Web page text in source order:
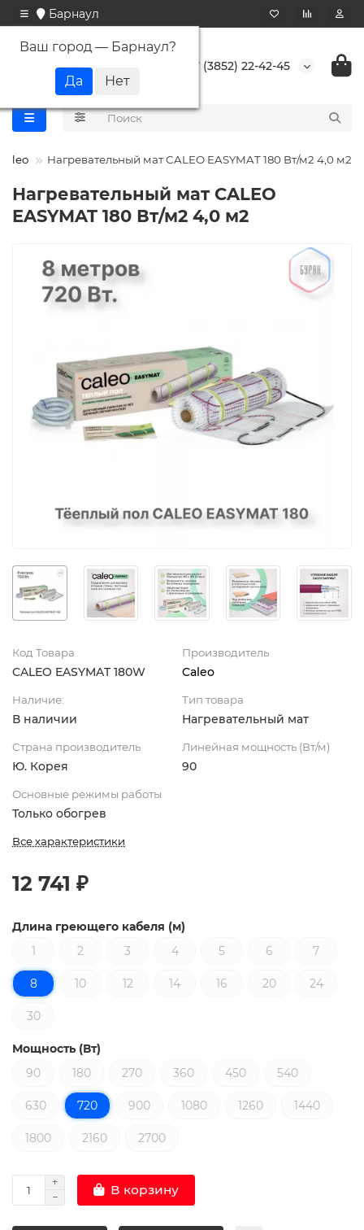
Барнаул
Ваш город — Барнаул?
+7 (3852) 22-42-45
Нагревательный мат CALEO EASYMAT 180 Вт/м2 4,0 м2
Нагревательный мат CALEO
EASYMAT 180 Вт/м2 4,0 м2
Код Товара
CALEO EASYMAT 180W
Производитель
Caleo
Наличие:
В наличии
Тип товара
Нагревательный мат
Страна производитель
Ю. Корея
Линейная мощность (Вт/м)
90
Основные режимы работы
Только обогрев
Все характеристики
12 741 ₽
Длина греющего кабеля (м)
1
2 3 4 5 6 7
8 10 12 14 16 20 24
30
Мощность (Вт)
90
180 270 360 450 540
630 720 900 1080 1260 1440
1800 2160 2700
В корзину